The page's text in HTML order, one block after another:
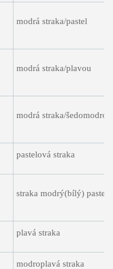
modrá straka/pastel
modrá straka/plavou
modrá straka/šedomodrou
pastelová straka
straka modrý(bílý) pastel
plavá straka
modroplavá straka